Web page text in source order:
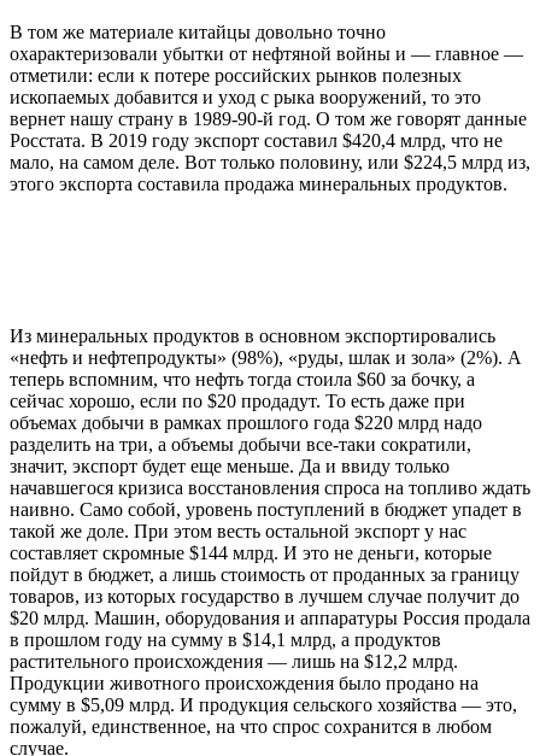
В том же материале китайцы довольно точно
охарактеризовали убытки от нефтяной войны и — главное —
отметили: если к потере российских рынков полезных
ископаемых добавится и уход с рыка вооружений, то это
вернет нашу страну в 1989-90-й год. О том же говорят данные
Росстата. В 2019 году экспорт составил $420,4 млрд, что не
мало, на самом деле. Вот только половину, или $224,5 млрд из,
этого экспорта составила продажа минеральных продуктов.
Из минеральных продуктов в основном экспортировались
«нефть и нефтепродукты» (98%), «руды, шлак и зола» (2%). А
теперь вспомним, что нефть тогда стоила $60 за бочку, а
сейчас хорошо, если по $20 продадут. То есть даже при
объемах добычи в рамках прошлого года $220 млрд надо
разделить на три, а объемы добычи все-таки сократили,
значит, экспорт будет еще меньше. Да и ввиду только
начавшегося кризиса восстановления спроса на топливо ждать
наивно. Само собой, уровень поступлений в бюджет упадет в
такой же доле. При этом весть остальной экспорт у нас
составляет скромные $144 млрд. И это не деньги, которые
пойдут в бюджет, а лишь стоимость от проданных за границу
товаров, из которых государство в лучшем случае получит до
$20 млрд. Машин, оборудования и аппаратуры Россия продала
в прошлом году на сумму в $14,1 млрд, а продуктов
растительного происхождения — лишь на $12,2 млрд.
Продукции животного происхождения было продано на
сумму в $5,09 млрд. И продукция сельского хозяйства — это,
пожалуй, единственное, на что спрос сохранится в любом
случае.